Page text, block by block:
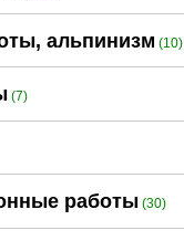
альпинизм (10)
(7)
работы (30)